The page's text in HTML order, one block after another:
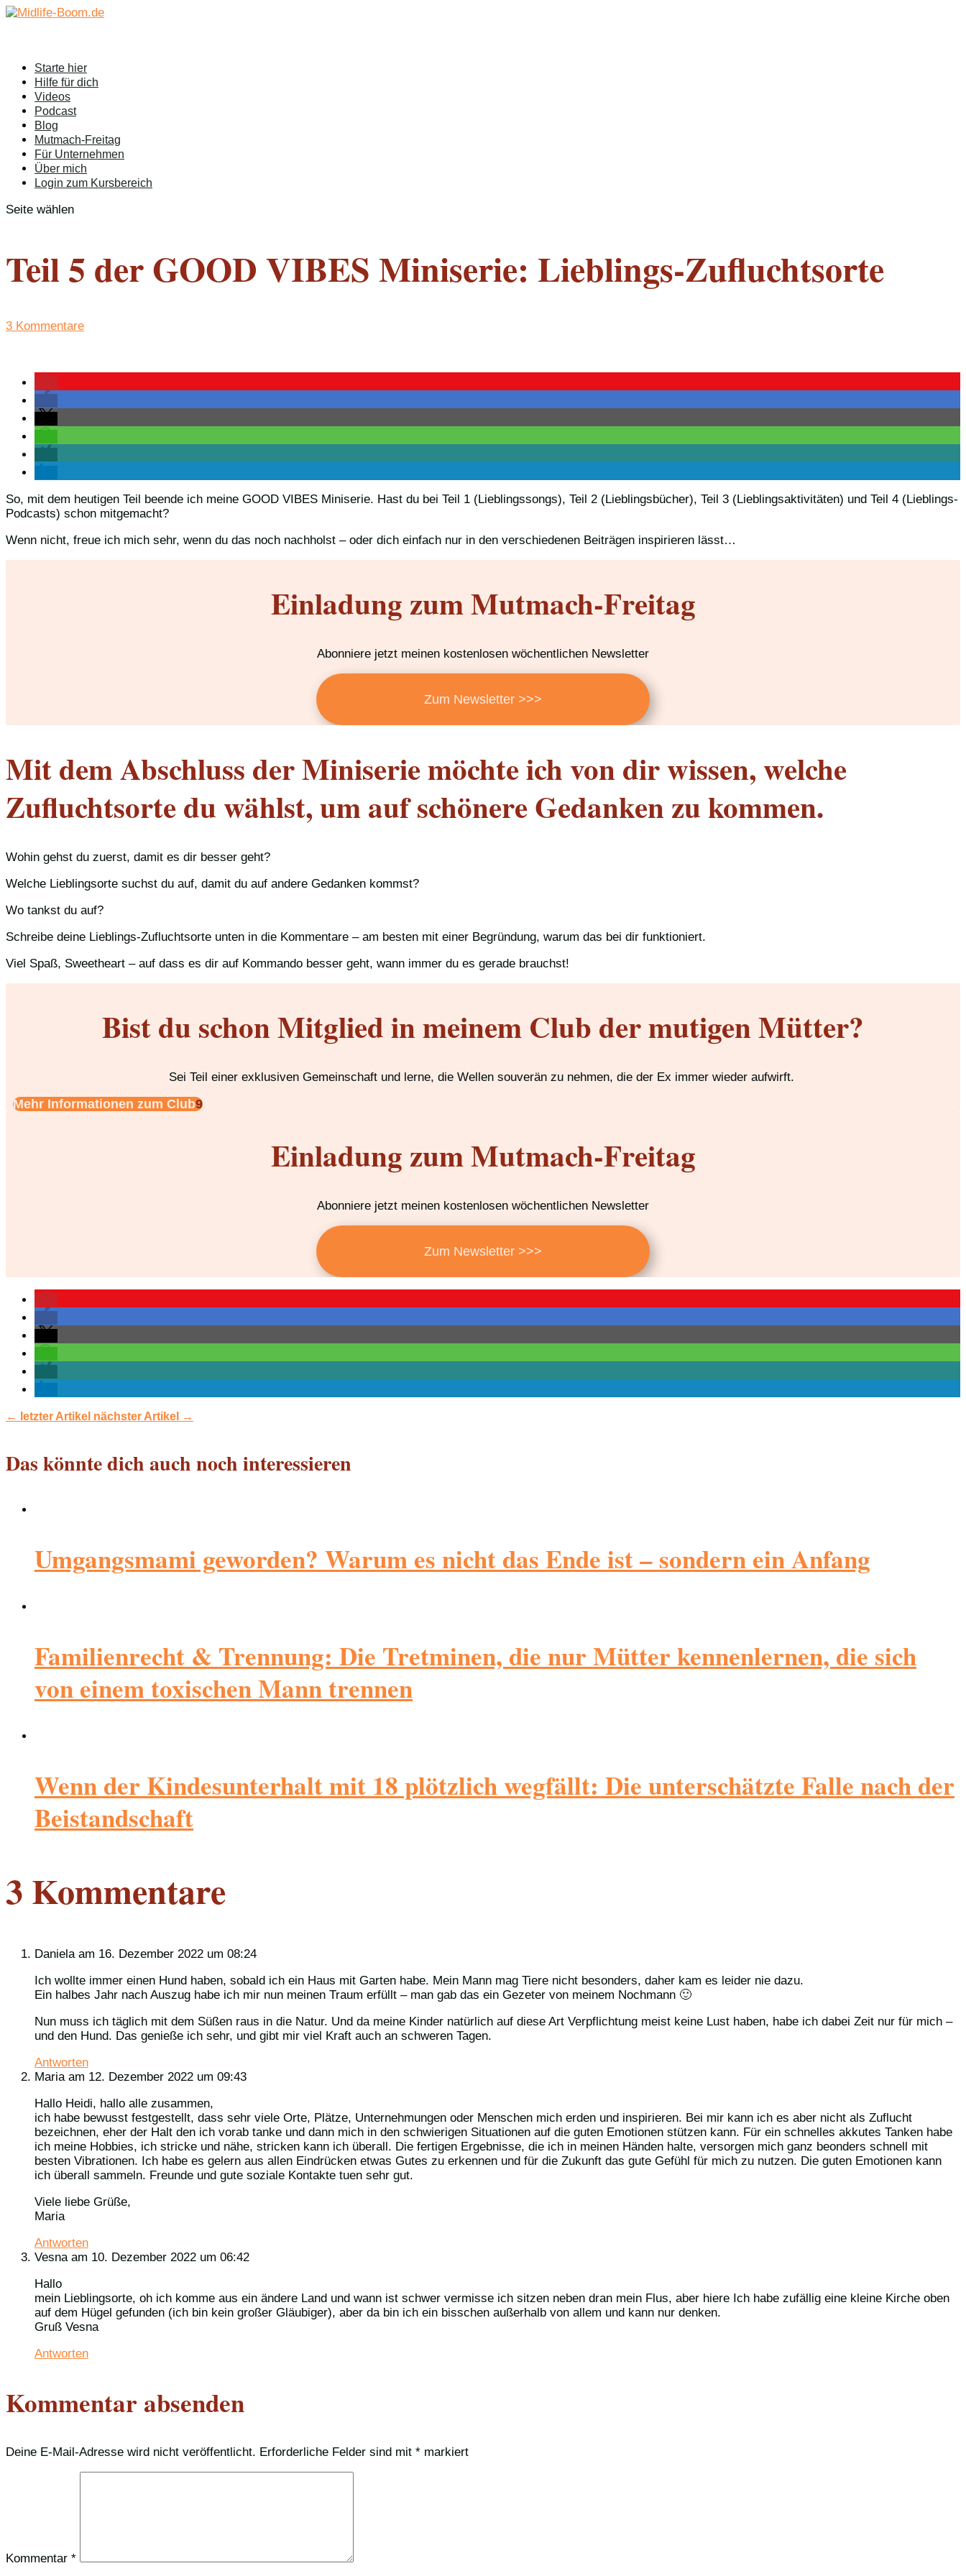
Starte hier
Hilfe für dich
Videos
Podcast
Blog
Mutmach-Freitag
Für Unternehmen
Über mich
Login zum Kursbereich
Seite wählen
Teil 5 der GOOD VIBES Miniserie: Lieblings-Zufluchtsorte
3 Kommentare
So, mit dem heutigen Teil beende ich meine GOOD VIBES Miniserie. Hast du bei Teil 1 (Lieblingssongs), Teil 2 (Lieblingsbücher), Teil 3 (Lieblingsaktivitäten) und Teil 4 (Lieblings-
Podcasts) schon mitgemacht?
Wenn nicht, freue ich mich sehr, wenn du das noch nachholst – oder dich einfach nur in den verschiedenen Beiträgen inspirieren lässt…
Einladung zum Mutmach-Freitag
Abonniere jetzt meinen kostenlosen wöchentlichen Newsletter
Zum Newsletter >>>
Mit dem Abschluss der Miniserie möchte ich von dir wissen, welche
Zufluchtsorte du wählst, um auf schönere Gedanken zu kommen.
Wohin gehst du zuerst, damit es dir besser geht?
Welche Lieblingsorte suchst du auf, damit du auf andere Gedanken kommst?
Wo tankst du auf?
Schreibe deine Lieblings-Zufluchtsorte unten in die Kommentare – am besten mit einer Begründung, warum das bei dir funktioniert.
Viel Spaß, Sweetheart – auf dass es dir auf Kommando besser geht, wann immer du es gerade brauchst!
Bist du schon Mitglied in meinem Club der mutigen Mütter?
Sei Teil einer exklusiven Gemeinschaft und lerne, die Wellen souverän zu nehmen, die der Ex immer wieder aufwirft.
Mehr Informationen zum Club
Einladung zum Mutmach-Freitag
Abonniere jetzt meinen kostenlosen wöchentlichen Newsletter
Zum Newsletter >>>
← letzter Artikel nächster Artikel →
Das könnte dich auch noch interessieren
Umgangsmami geworden? Warum es nicht das Ende ist – sondern ein Anfang
Familienrecht & Trennung: Die Tretminen, die nur Mütter kennenlernen, die sich
von einem toxischen Mann trennen
Wenn der Kindesunterhalt mit 18 plötzlich wegfällt: Die unterschätzte Falle nach der
Beistandschaft
3 Kommentare
Daniela am 16. Dezember 2022 um 08:24
Ich wollte immer einen Hund haben, sobald ich ein Haus mit Garten habe. Mein Mann mag Tiere nicht besonders, daher kam es leider nie dazu.
Ein halbes Jahr nach Auszug habe ich mir nun meinen Traum erfüllt – man gab das ein Gezeter von meinem Nochmann 🙂
Nun muss ich täglich mit dem Süßen raus in die Natur. Und da meine Kinder natürlich auf diese Art Verpflichtung meist keine Lust haben, habe ich dabei Zeit nur für mich –
und den Hund. Das genieße ich sehr, und gibt mir viel Kraft auch an schweren Tagen.
Antworten
Maria am 12. Dezember 2022 um 09:43
Hallo Heidi, hallo alle zusammen,
ich habe bewusst festgestellt, dass sehr viele Orte, Plätze, Unternehmungen oder Menschen mich erden und inspirieren. Bei mir kann ich es aber nicht als Zuflucht
bezeichnen, eher der Halt den ich vorab tanke und dann mich in den schwierigen Situationen auf die guten Emotionen stützen kann. Für ein schnelles akkutes Tanken habe
ich meine Hobbies, ich stricke und nähe, stricken kann ich überall. Die fertigen Ergebnisse, die ich in meinen Händen halte, versorgen mich ganz beonders schnell mit
besten Vibrationen. Ich habe es gelern aus allen Eindrücken etwas Gutes zu erkennen und für die Zukunft das gute Gefühl für mich zu nutzen. Die guten Emotionen kann
ich überall sammeln. Freunde und gute soziale Kontakte tuen sehr gut.
Viele liebe Grüße,
Maria
Antworten
Vesna am 10. Dezember 2022 um 06:42
Hallo
mein Lieblingsorte, oh ich komme aus ein ändere Land und wann ist schwer vermisse ich sitzen neben dran mein Flus, aber hiere Ich habe zufällig eine kleine Kirche oben
auf dem Hügel gefunden (ich bin kein großer Gläubiger), aber da bin ich ein bisschen außerhalb von allem und kann nur denken.
Gruß Vesna
Antworten
Kommentar absenden
Deine E-Mail-Adresse wird nicht veröffentlicht. Erforderliche Felder sind mit * markiert
Kommentar *